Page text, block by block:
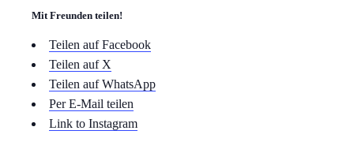
Mit Freunden teilen!
Teilen auf Facebook
Teilen auf X
Teilen auf WhatsApp
Per E-Mail teilen
Link to Instagram